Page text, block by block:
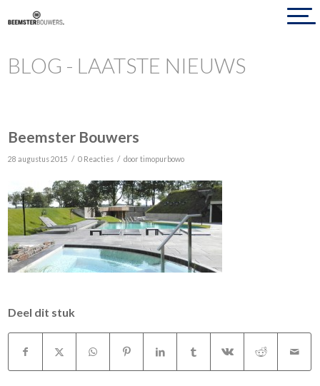
BLOG - LAATSTE NIEUWS
Beemster Bouwers
28 augustus 2015 / 0 Reacties / doortimopurbowo
Deel dit stuk